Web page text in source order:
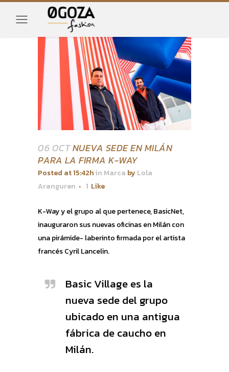
06 OCTNUEVA SEDE EN MILÁN
PARA LA FIRMA K-WAY
Posted at 15:42hin Marca by Lola
Aranguren
1 Like
K-Way y el grupo al que pertenece, BasicNet,
inauguraron sus nuevas oficinas en Milán con
una pirámide- laberinto firmada por el artista
francés Cyril Lancelin.
Basic Village es la
nueva sede del grupo
ubicado en una antigua
fábrica de caucho en
Milán.